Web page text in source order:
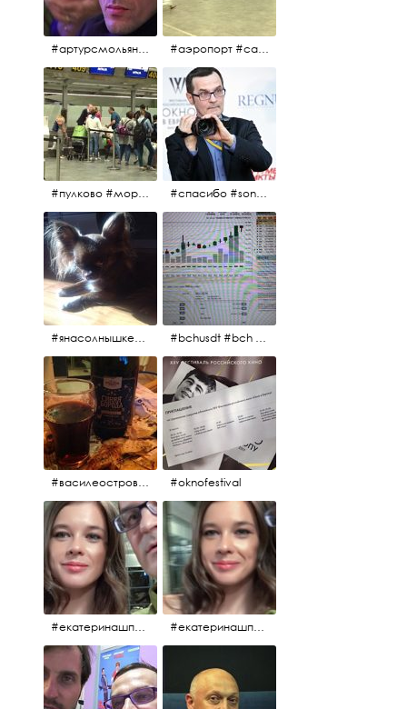
#артурсмольянинов @melnikovadsh #artursmolyaninov #аэропорт #санктпетербург #пулково #мореморе #моремолнцепесок #дваночи
#пулково #море #песок #лето #морепесоксолнце #дваночи #спасибо #sony #nikon #oknofestivsl @alex_kurov #aplgallery
#янасолнышкележу #янасолнышкогляжу #чихуахуа #bchusdt #bch #usdt #sell #buy #exchange #markets #bitcoincash #cryptocurrency #pump
#василеостровское #синяяборода #пиво #пивовобла #вобла #рыба #oknofestival
#екатеринашпица #шпица @ekaterinashpitsa #екатеринашпица #шпица @ekaterinashpitsa